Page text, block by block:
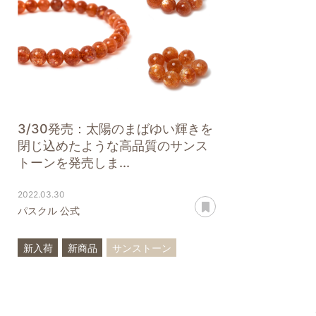
3/30発売：太陽のまばゆい輝きを
閉じ込めたような高品質のサンス
トーンを発売しま...
2022.03.30
パスクル 公式
新入荷 新商品
サンストーン